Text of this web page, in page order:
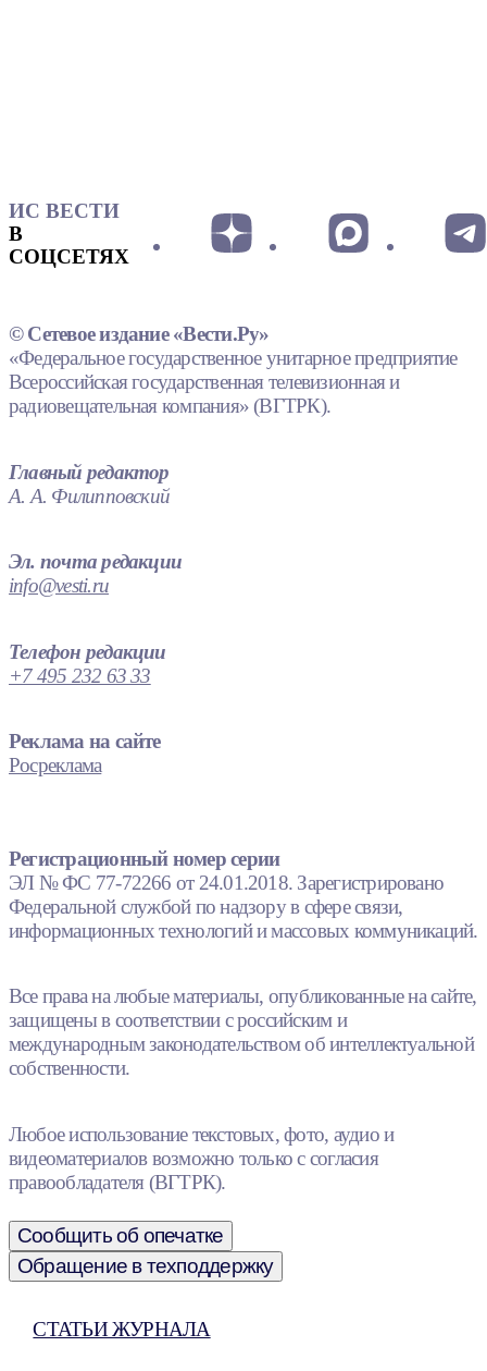
ИС ВЕСТИ
В
СОЦСЕТЯХ
© Сетевое издание «Вести.Ру»
«Федеральное государственное унитарное предприятие
Всероссийская государственная телевизионная и
радиовещательная компания» (ВГТРК).
Главный редактор
А. А. Филипповский
Эл. почта редакции
info@vesti.ru
Телефон редакции
+7 495 232 63 33
Реклама на сайте
Росреклама
Регистрационный номер серии
ЭЛ № ФС 77-72266 от 24.01.2018. Зарегистрировано
Федеральной службой по надзору в сфере связи,
информационных технологий и массовых коммуникаций.
Все права на любые материалы, опубликованные на сайте,
защищены в соответствии с российским и
международным законодательством об интеллектуальной
собственности.
Любое использование текстовых, фото, аудио и
видеоматериалов возможно только с согласия
правообладателя (ВГТРК).
Сообщить об опечатке
Обращение в техподдержку
СТАТЬИ ЖУРНАЛА